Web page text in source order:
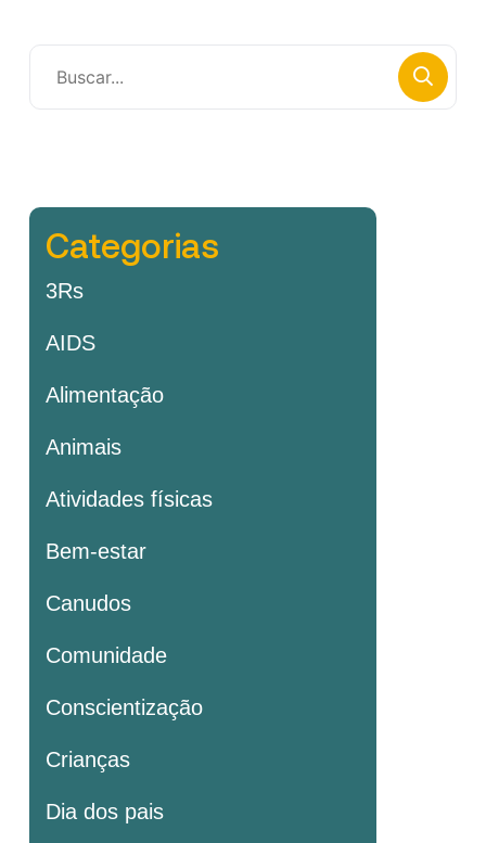
Categorias
3Rs
AIDS
Alimentação
Animais
Atividades físicas
Bem-estar
Canudos
Comunidade
Conscientização
Crianças
Dia dos pais